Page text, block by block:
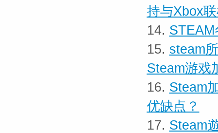
持与Xbox
14.
15. steam
Steam游戏
16. Steam
优缺点？
17. Steam